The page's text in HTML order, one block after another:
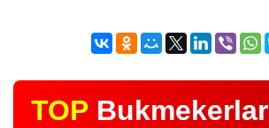
TOP Bukmekerlar